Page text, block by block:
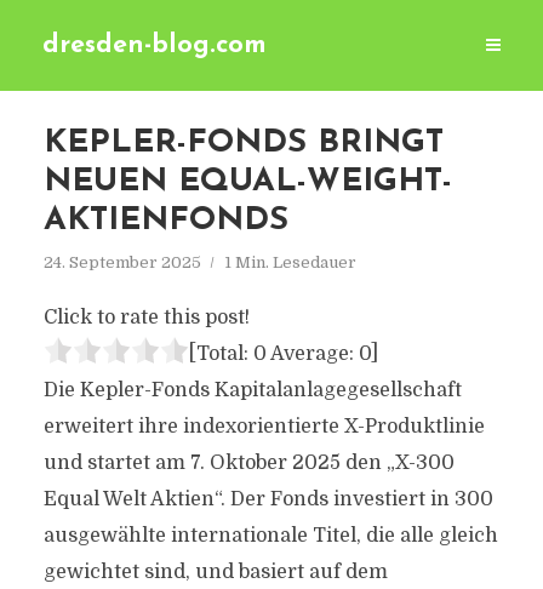
dresden-blog.com
KEPLER-FONDS BRINGT
NEUEN EQUAL-WEIGHT-
AKTIENFONDS
24. September 2025 1 Min. Lesedauer
Click to rate this post!
[Total: 0 Average: 0]
Die Kepler-Fonds Kapitalanlagegesellschaft
erweitert ihre indexorientierte X-Produktlinie
und startet am 7. Oktober 2025 den „X-300
Equal Welt Aktien“. Der Fonds investiert in 300
ausgewählte internationale Titel, die alle gleich
gewichtet sind, und basiert auf dem